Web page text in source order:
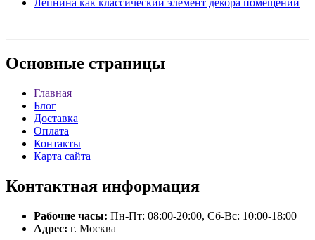
Лепнина как классический элемент декора помещений
Основные страницы
Главная
Блог
Доставка
Оплата
Контакты
Карта сайта
Контактная информация
Рабочие часы: Пн-Пт: 08:00-20:00, Сб-Вс: 10:00-18:00
Адрес: г. Москва